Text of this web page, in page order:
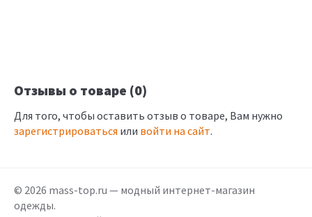
Отзывы о товаре (0)
Для того, чтобы оставить отзыв о товаре, Вам нужно
зарегистрироваться или войти на сайт.
© 2026 mass-top.ru — модный интернет-магазин
одежды.